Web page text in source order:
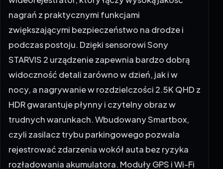
zwiększającymi bezpieczeństwo na drodze i
podczas postoju. Dzięki sensorowi Sony
nocy, a nagrywanie w rozdzielczości 2.5K QHD z
HDR gwarantuje płynny i czytelny obraz w
trudnych warunkach. Wbudowany Smartbox,
rozładowania akumulatora. Moduły GPS i Wi-Fi
umożliwiają zapis danych o trasie oraz szybkie